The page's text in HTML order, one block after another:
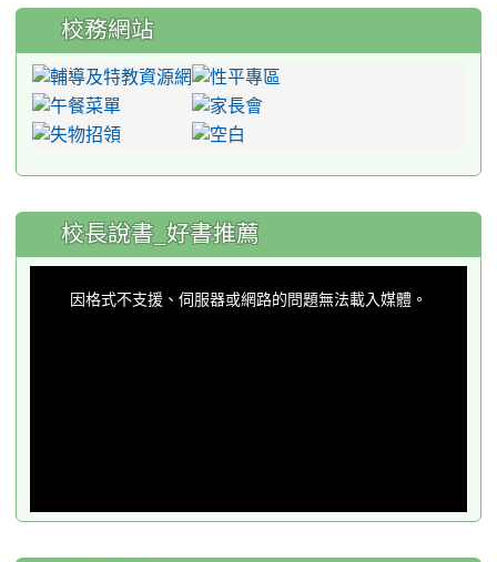
校務網站
:::
校長說書_好書推薦
因格式不支援、伺服器或網路的問題無法載入媒體。